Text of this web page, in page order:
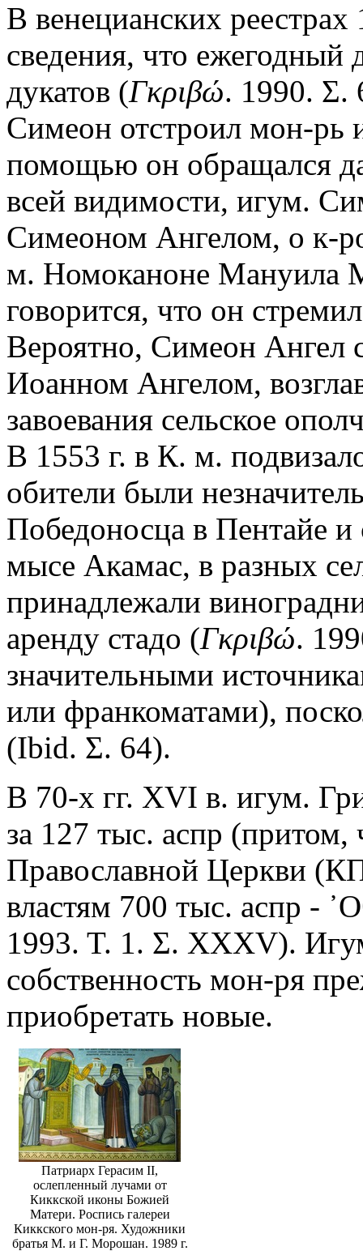
В венецианских реестрах
сведения, что ежегодный
дукатов (Γκριβώ. 1990. Σ.
Симеон отстроил мон-рь
помощью он обращался
всей видимости, игум.
Симеоном Ангелом, о к-
м. Номоканоне Мануила
говорится, что он
Вероятно, Симеон Ангел
Иоанном Ангелом,
завоевания сельское
В 1553 г. в К. м.
обители были
Победоносца в Пентайе и
мысе Акамас, в разных
принадлежали
аренду стадо (Γκριβώ.
значительными
или франкоматами),
(Ibid. Σ. 64).
В 70-х гг. XVI в. игум.
за 127 тыс. аспр (притом,
Православной Церкви
властям 700 тыс. аспр -
1993. Τ. 1. Σ. XXXV).
собственность мон-ря
приобретать новые.
Патриарх Герасим II,
ослепленный лучами от
Киккской иконы Божией
Матери. Роспись галереи
Киккского мон-ря. Художники
братья М. и Г. Морошан. 1989 г.